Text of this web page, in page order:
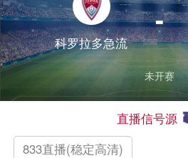
科罗拉多急流
-
未开赛
直播信号源
833直播(稳定高清)